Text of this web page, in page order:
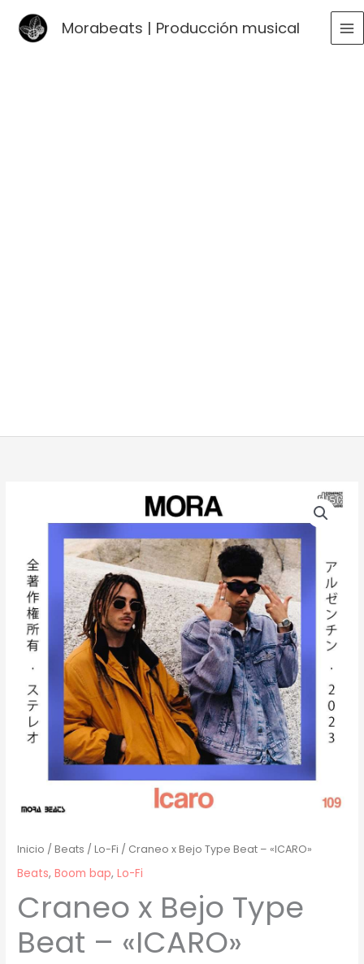
Morabeats | Producción musical
Inicio /Beats /Lo-Fi / Craneo x Bejo Type Beat – «ICARO»
Beats,Boom bap,Lo-Fi
Craneo x Bejo Type
Beat – «ICARO»